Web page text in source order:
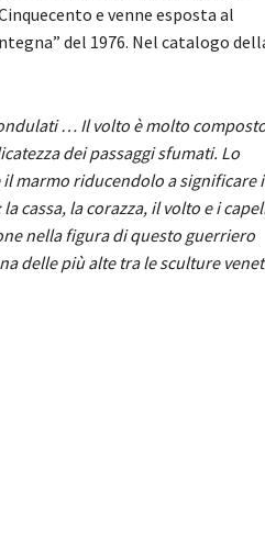
e venne esposta al
del 1976. Nel catalogo
… Il volto è molto
dei passaggi sfumati. Lo
marmo riducendolo a significare i
cassa, la corazza, il volto e i
nella figura di questo guerriero
delle più alte tra le sculture